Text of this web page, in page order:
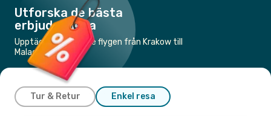
Utforska de bästa
erbjudandena
Upptäck de billigaste flygen från Krakow till
Malaga
Tur & Retur Enkel resa